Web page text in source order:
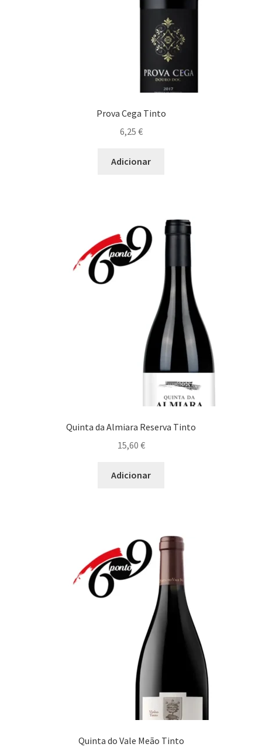
Prova Cega Tinto
6,25 €
Adicionar
Quinta da Almiara Reserva Tinto
15,60 €
Adicionar
Quinta do Vale Meão Tinto